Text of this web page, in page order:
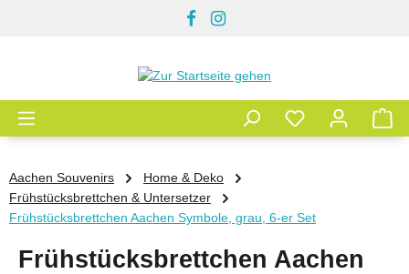
Aachen Souvenirs
Home & Deko
Frühstücksbrettchen & Untersetzer
Frühstücksbrettchen Aachen Symbole, grau, 6-er Set
Frühstücksbrettchen Aachen